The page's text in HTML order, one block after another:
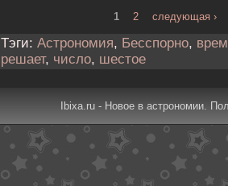
1 2 следующая ›
Тэги: Астрономия, Бесспорно,
решает, число, шестое
Ibixa.ru - Новое в астрономии.